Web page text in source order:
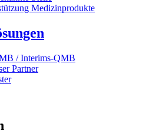
Medizinprodukte
/ Interims-QMB
Partner